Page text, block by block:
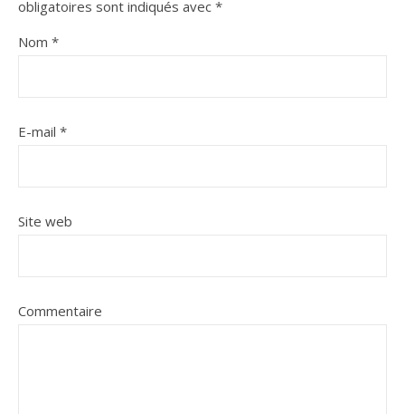
obligatoires sont indiqués avec *
Nom *
E-mail *
Site web
Commentaire